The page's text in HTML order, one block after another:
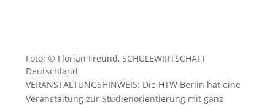
Foto: © Florian Freund, SCHULEWIRTSCHAFT
Deutschland
VERANSTALTUNGSHINWEIS: Die HTW Berlin hat eine
Veranstaltung zur Studienorientierung mit ganz